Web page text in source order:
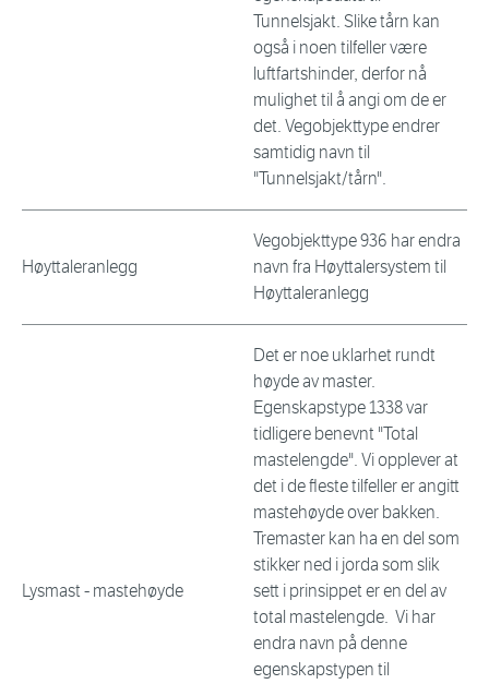
Tunnelsjakt. Slike tårn kan
også i noen tilfeller være
luftfartshinder, derfor nå
mulighet til å angi om de er
det. Vegobjekttype endrer
samtidig navn til
"Tunnelsjakt/tårn".
Høyttaleranlegg
Vegobjekttype 936 har endra
navn fra Høyttalersystem til
Høyttaleranlegg
Lysmast - mastehøyde
Det er noe uklarhet rundt
høyde av master.
Egenskapstype 1338 var
tidligere benevnt "Total
mastelengde". Vi opplever at
det i de fleste tilfeller er angitt
mastehøyde over bakken.
Tremaster kan ha en del som
stikker ned i jorda som slik
sett i prinsippet er en del av
total mastelengde. Vi har
endra navn på denne
egenskapstypen til